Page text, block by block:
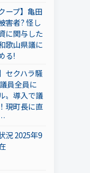
ープ】亀田
害者? 怪し
に関与した
歌山県議に
る!
セクハラ騒
員全員に
〟導入で議
現町長に直
況 2025年9